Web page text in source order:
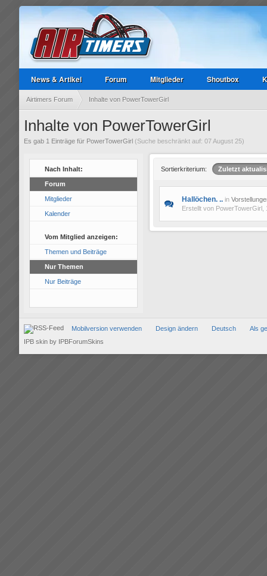
News & Artikel Forum Mitglieder Shoutbox
Airtimers Forum Inhalte von PowerTowerGirl
Inhalte von PowerTowerGirl
Es gab 1 Einträge für PowerTowerGirl (Suche beschränkt auf: 07 August 25)
Nach Inhalt:
Forum
Mitglieder
Kalender
Vom Mitglied anzeigen:
Themen und Beiträge
Nur Themen
Nur Beiträge
Sortierkriterium: Zuletzt
Hallöchen. .. in
Erstellt von PowerTowerGirl
Mobilversion verwenden Design ändern Deutsch
Als
IPB skin by IPBForumSkins